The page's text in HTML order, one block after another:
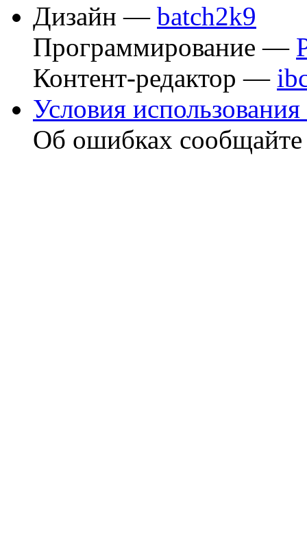
Дизайн — batch2k9
Программирование —
Контент-редактор —
Условия использования
Об ошибках